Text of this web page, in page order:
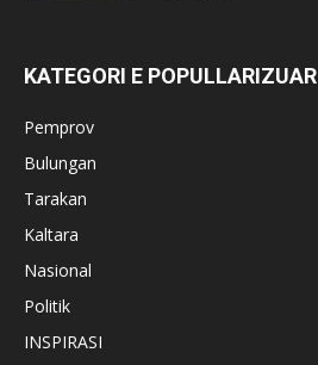
KATEGORI E POPULLARIZUAR
Pemprov
Bulungan
Tarakan
Kaltara
Nasional
Politik
INSPIRASI